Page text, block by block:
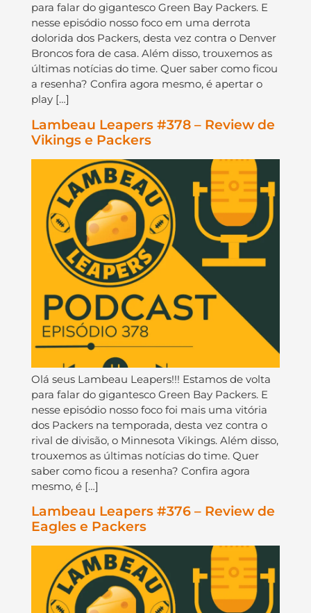
para falar do gigantesco Green Bay Packers. E
nesse episódio nosso foco em uma derrota
dolorida dos Packers, desta vez contra o Denver
Broncos fora de casa. Além disso, trouxemos as
últimas notícias do time. Quer saber como ficou
a resenha? Confira agora mesmo, é apertar o
play […]
Lambeau Leapers #378 – Review de
Vikings e Packers
Olá seus Lambeau Leapers!!! Estamos de volta
para falar do gigantesco Green Bay Packers. E
nesse episódio nosso foco foi mais uma vitória
dos Packers na temporada, desta vez contra o
rival de divisão, o Minnesota Vikings. Além disso,
trouxemos as últimas notícias do time. Quer
saber como ficou a resenha? Confira agora
mesmo, é […]
Lambeau Leapers #376 – Review de
Eagles e Packers